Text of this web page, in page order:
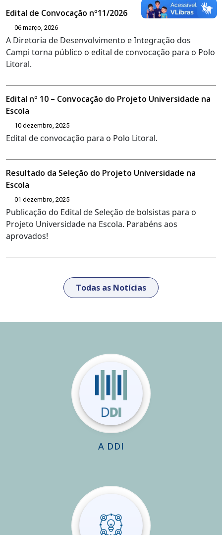
Edital de Convocação nº11/2026
06 março, 2026
A Diretoria de Desenvolvimento e Integração dos
Campi torna público o edital de convocação para o Polo
Litoral.
Edital nº 10 – Convocação do Projeto Universidade na
Escola
10 dezembro, 2025
Edital de convocação para o Polo Litoral.
Resultado da Seleção do Projeto Universidade na
Escola
01 dezembro, 2025
Publicação do Edital de Seleção de bolsistas para o
Projeto Universidade na Escola. Parabéns aos
aprovados!
Todas as Notícias
A DDI